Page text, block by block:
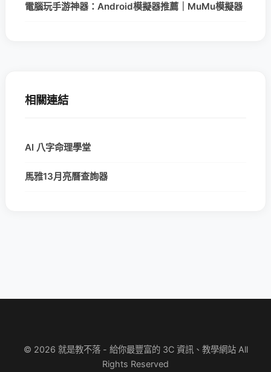
電腦玩手游神器：Android模擬器推薦｜MuMu模擬器
相關連結
AI 八字命理學堂
馬雅13月亮曆查詢器
© 2026 就是教不落 - 給你最豐富的 3C 資訊、教學網站 All
Rights Reserved